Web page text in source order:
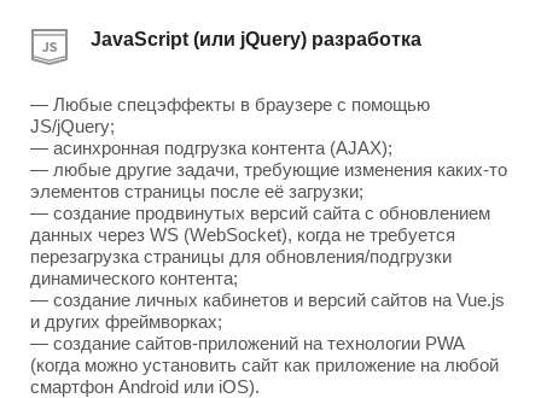
JavaScript (или jQuery) разработка
— Любые спецэффекты в браузере с помощью
JS/jQuery;
— асинхронная подгрузка контента (AJAX);
— любые другие задачи, требующие изменения каких-то
элементов страницы после её загрузки;
— создание продвинутых версий сайта с обновлением
данных через WS (WebSocket), когда не требуется
перезагрузка страницы для обновления/подгрузки
динамического контента;
— создание личных кабинетов и версий сайтов на Vue.js
и других фреймворках;
— создание сайтов-приложений на технологии PWA
(когда можно установить сайт как приложение на любой
смартфон Android или iOS).